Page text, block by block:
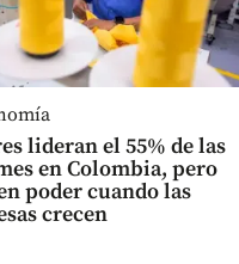
lideran el 55% de las
en Colombia, pero
poder cuando las
crecen